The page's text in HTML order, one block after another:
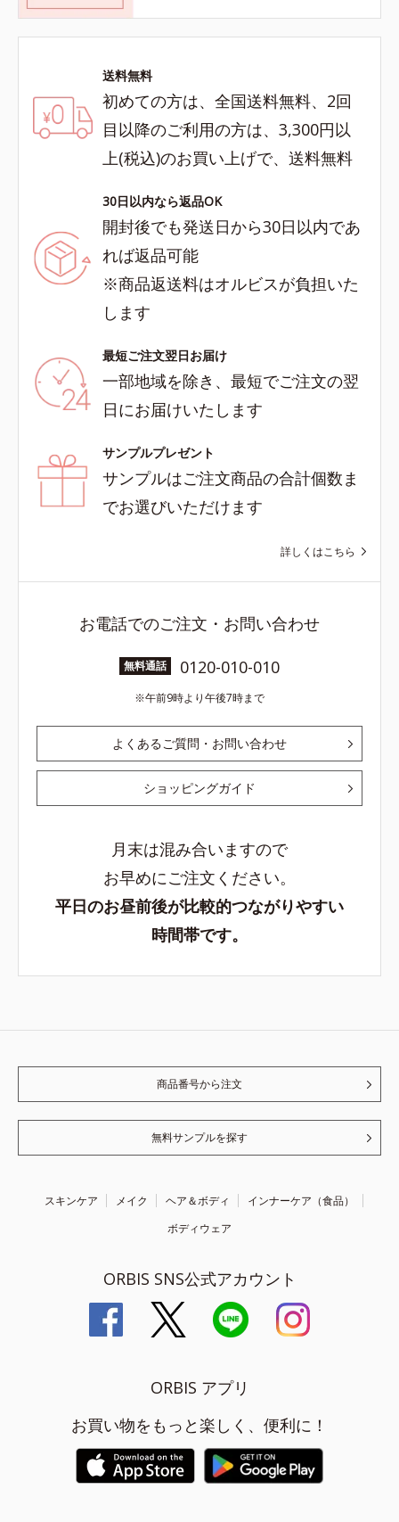
送料無料
初めての方は、全国送料無料、2回
目以降のご利用の方は、3,300円以
上(税込)のお買い上げで、送料無料
30日以内なら返品OK
開封後でも発送日から30日以内であ
れば返品可能
※商品返送料はオルビスが負担いた
します
最短ご注文翌日お届け
一部地域を除き、最短でご注文の翌
日にお届けいたします
サンプルプレゼント
サンプルはご注文商品の合計個数ま
でお選びいただけます
詳しくはこちら
お電話でのご注文・お問い合わせ
無料通話 0120-010-010
午前9時より午後7時まで
よくあるご質問・お問い合わせ
ショッピングガイド
月末は混み合いますので
お早めにご注文ください。
平日のお昼前後が比較的つながりやすい
時間帯です。
商品番号から注文
無料サンプルを探す
スキンケア メイク ヘア＆ボディ
インナーケア（食品）
ボディウェア
ORBIS SNS公式アカウント
ORBIS アプリ
お買い物をもっと楽しく、便利に！